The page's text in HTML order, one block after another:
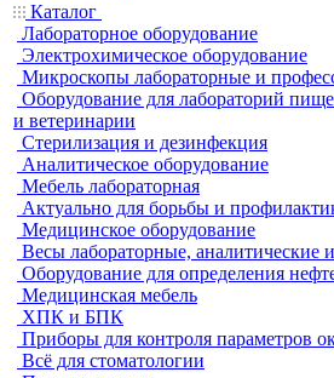
Каталог
Лабораторное оборудование
Электрохимическое оборудование
Микроскопы лабораторные и
Оборудование для лабораторий
и ветеринарии
Стерилизация и дезинфекция
Аналитическое оборудование
Мебель лабораторная
Актуально для борьбы и
Медицинское оборудование
Весы лабораторные, аналитические
Оборудование для определения
Медицинская мебель
ХПК и БПК
Приборы для контроля параметров
Всё для стоматологии